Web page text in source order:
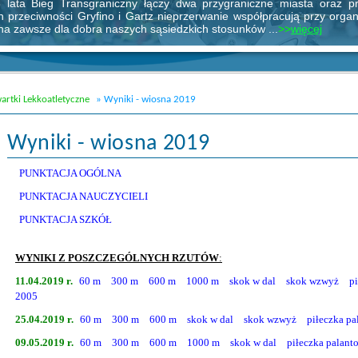
Lekkoatletyczne » Wyniki - wiosna 2019
Wyniki - wiosna 2019
PUNKTACJA OGÓLNA
PUNKTACJA NAUCZYCIELI
PUNKTACJA SZKÓŁ
WYNIKI Z POSZCZEGÓLNYCH RZUTÓW:
11.04.2019 r. 60 m 300 m 600 m 1000 m skok w dal skok wzwyż
2005
25.04.2019 r. 60 m 300 m 600 m skok w dal skok wzwyż
piłeczka
09.05.2019 r. 60 m 300 m 600 m 1000 m skok w dal piłeczka